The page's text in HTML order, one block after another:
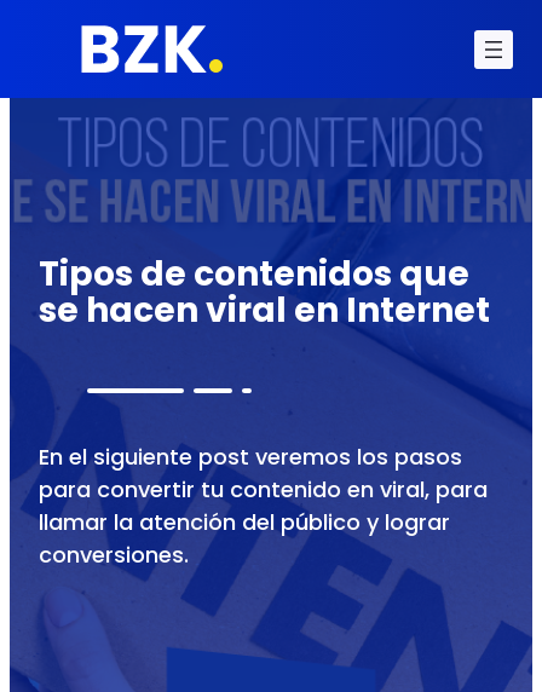
Tipos de contenidos que
se hacen viral en Internet
En el siguiente post veremos los pasos
para convertir tu contenido en viral, para
llamar la atención del público y lograr
conversiones.